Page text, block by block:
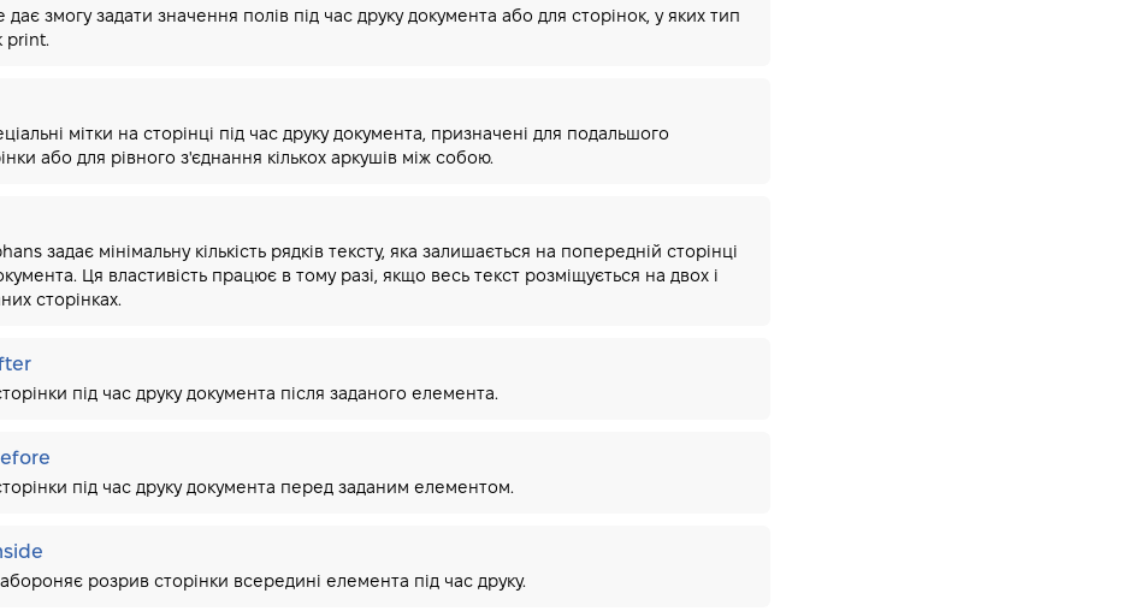
дає змогу задати значення полів під час друку документа або для сторінок, у яких тип
print.
мітки на сторінці під час друку документа, призначені для подальшого
або для рівного з'єднання кількох аркушів між собою.
задає мінімальну кількість рядків тексту, яка залишається на попередній сторінці
Ця властивість працює в тому разі, якщо весь текст розміщується на двох і
сторінках.
під час друку документа після заданого елемента.
під час друку документа перед заданим елементом.
розрив сторінки всередині елемента під час друку.